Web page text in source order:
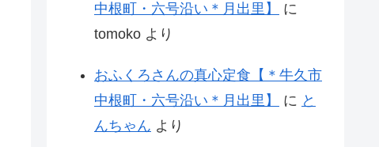
中根町・六号沿い＊月出里】
に
tomoko より
おふくろさんの真心定食【＊牛久市
中根町・六号沿い＊月出里】
に と
んちゃん より